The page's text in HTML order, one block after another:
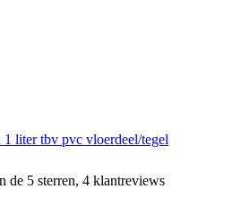
liter tbv pvc vloerdeel/tegel
de 5 sterren, 4 klantreviews